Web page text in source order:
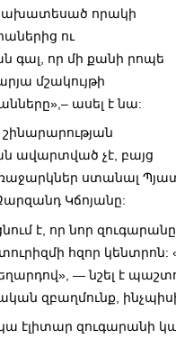
որակի
ու
գալ, որ մի քանի րոպե
մշակույթի
ասել է նա:
շինարարության
ավարտված չէ, բայց
ստանալ
Կճոյանը:
է, որ նոր
հզոր կենտրոն:
— նշել է
զբաղմունք,
էլիտար զուգարանի